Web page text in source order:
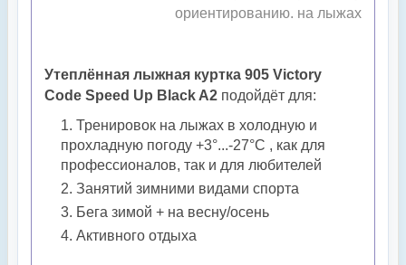
ориентированию. на лыжах
Утеплённая лыжная куртка 905 Victory
Code Speed Up Black A2 подойдёт для:
Тренировок на лыжах в холодную и
прохладную погоду +3°...-27°С , как для
профессионалов, так и для любителей
Занятий зимними видами спорта
Бега зимой + на весну/осень
Активного отдыха